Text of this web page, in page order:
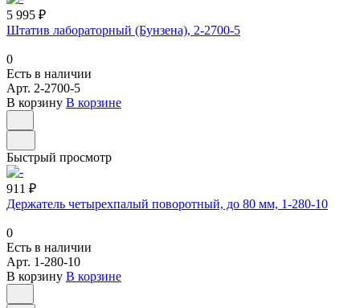
5 995 ₽
Штатив лабораторный (Бунзена), 2-2700-5
0
Есть в наличии
Арт. 2-2700-5
В корзину В корзине
Быстрый просмотр
911 ₽
Держатель четырехпалый поворотный, до 80 мм, 1-280-10
0
Есть в наличии
Арт. 1-280-10
В корзину В корзине